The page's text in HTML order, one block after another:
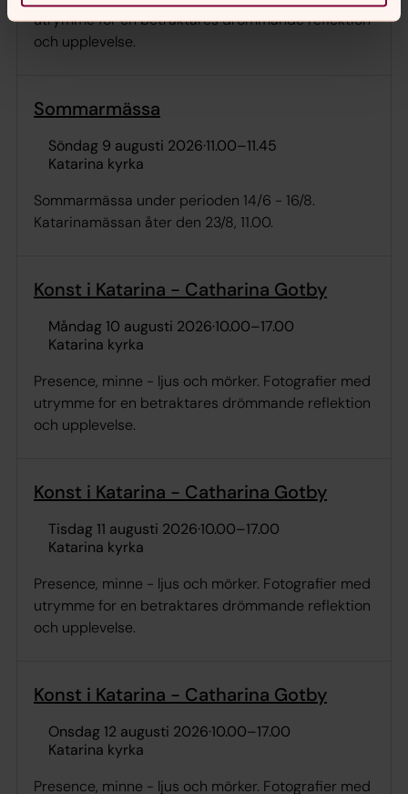
utrymme for en betraktares drömmande reflektion
och upplevelse.
Sommarmässa
söndag 9 augusti 2026·11.00–11.45
Katarina kyrka
Sommarmässa under perioden 14/6 - 16/8.
Katarinamässan åter den 23/8, 11.00.
Konst i Katarina - Catharina Gotby
måndag 10 augusti 2026·10.00–17.00
Katarina kyrka
Presence, minne - ljus och mörker. Fotografier med
utrymme for en betraktares drömmande reflektion
och upplevelse.
Konst i Katarina - Catharina Gotby
tisdag 11 augusti 2026·10.00–17.00
Katarina kyrka
Presence, minne - ljus och mörker. Fotografier med
utrymme for en betraktares drömmande reflektion
och upplevelse.
Konst i Katarina - Catharina Gotby
onsdag 12 augusti 2026·10.00–17.00
Katarina kyrka
Presence, minne - ljus och mörker. Fotografier med